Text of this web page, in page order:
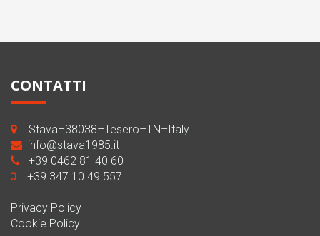
CONTATTI
Stava–38038–Tesero–TN–Italy
info@stava1985.it
+39 0462 81 40 60
+39 347 10 49 557
Privacy Policy
Cookie Policy